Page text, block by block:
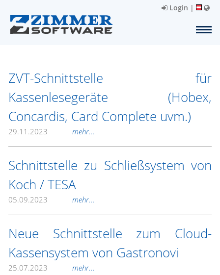
Login |
ZVT-Schnittstelle für
Kassenlesegeräte (Hobex,
Concardis, Card Complete uvm.)
29.11.2023 mehr...
Schnittstelle zu Schließsystem von
Koch / TESA
05.09.2023 mehr...
Neue Schnittstelle zum Cloud-
Kassensystem von Gastronovi
25.07.2023 mehr...